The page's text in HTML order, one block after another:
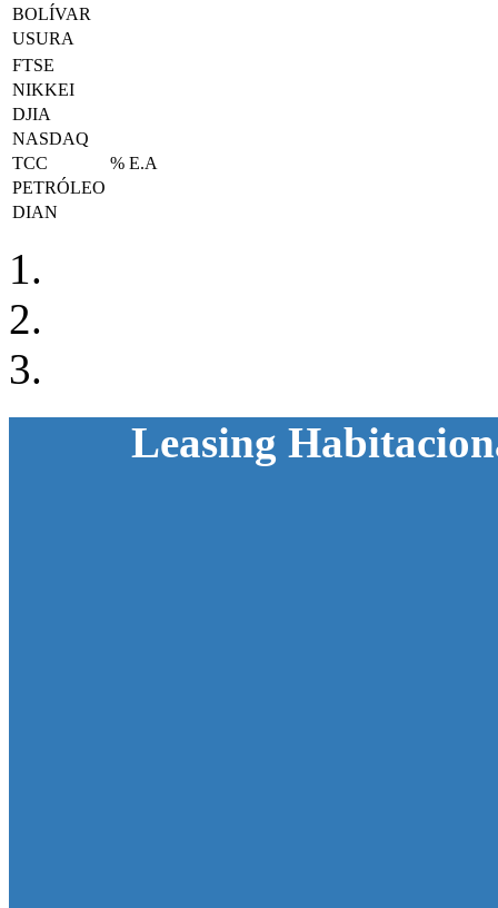
BOLÍVAR
USURA
FTSE
NIKKEI
DJIA
NASDAQ
TCC
% E.A
PETRÓLEO
DIAN
Leasing